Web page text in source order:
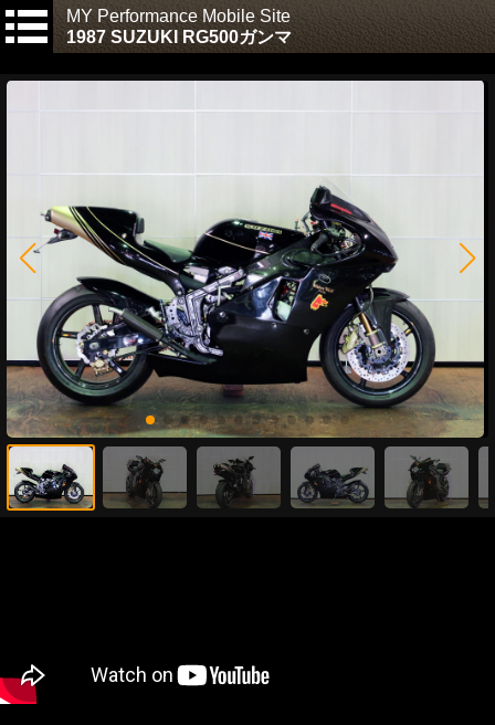
MY Performance Mobile Site
1987 SUZUKI RG500ガンマ